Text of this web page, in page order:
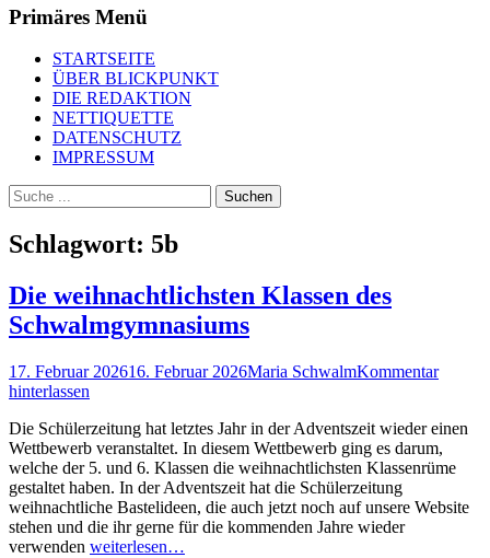
Primäres Menü
STARTSEITE
ÜBER BLICKPUNKT
DIE REDAKTION
NETTIQUETTE
DATENSCHUTZ
IMPRESSUM
Suchen
Suchen
nach:
Schlagwort: 5b
Die weihnachtlichsten Klassen des
Schwalmgymnasiums
Posted
on
17. Februar 202616. Februar 2026Autor
Maria SchwalmKommentar
hinterlassen
Die Schülerzeitung hat letztes Jahr in der Adventszeit wieder einen
Wettbewerb veranstaltet. In diesem Wettbewerb ging es darum,
welche der 5. und 6. Klassen die weihnachtlichsten Klassenrüme
gestaltet haben. In der Adventszeit hat die Schülerzeitung
weihnachtliche Bastelideen, die auch jetzt noch auf unsere Website
stehen und die ihr gerne für die kommenden Jahre wieder
verwenden weiterlesen…